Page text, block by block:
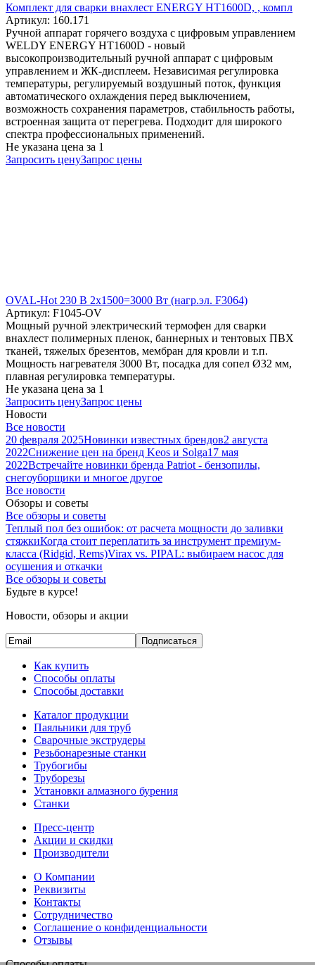
Комплект для сварки внахлест ENERGY HT1600D, , компл
Артикул: 160.171
Ручной аппарат горячего воздуха с цифровым управлением
WELDY ENERGY HT1600D - новый
высокопроизводительный ручной аппарат с цифровым
управлением и ЖК-дисплеем. Независимая регулировка
температуры, регулируемый воздушный поток, функция
автоматического охлаждения перед выключением,
возможность сохранения параметров, стабильность работы,
встроенная защита от перегрева. Подходит для широкого
спектра профессиональных применений.
Не указана цена за 1
Запросить ценуЗапрос цены
OVAL-Hot 230 В 2x1500=3000 Вт (нагр.эл. F3064)
Артикул: F1045-OV
Мощный ручной электрический термофен для сварки
внахлест полимерных пленок, баннерных и тентовых ПВХ
тканей, тяжелых брезентов, мембран для кровли и т.п.
Мощность нагревателя 3000 Вт, посадка для сопел Ø32 мм,
плавная регулировка температуры.
Не указана цена за 1
Запросить ценуЗапрос цены
Новости
Все новости
20 февраля 2025Новинки известных брендов2 августа
2022Снижение цен на бренд Keos и Solga17 мая
2022Встречайте новинки бренда Patriot - бензопилы,
снегоуборщики и многое другое
Все новости
Обзоры и советы
Все обзоры и советы
Теплый пол без ошибок: от расчета мощности до заливки
стяжкиКогда стоит переплатить за инструмент премиум-
класса (Ridgid, Rems)Virax vs. PIPAL: выбираем насос для
осушения и откачки
Все обзоры и советы
Будьте в курсе!
Новости, обзоры и акции
Подписаться
Как купить
Способы оплаты
Способы доставки
Каталог продукции
Паяльники для труб
Сварочные экструдеры
Резьбонарезные станки
Трубогибы
Труборезы
Установки алмазного бурения
Станки
Пресс-центр
Акции и скидки
Производители
О Компании
Реквизиты
Контакты
Сотрудничество
Соглашение о конфиденциальности
Отзывы